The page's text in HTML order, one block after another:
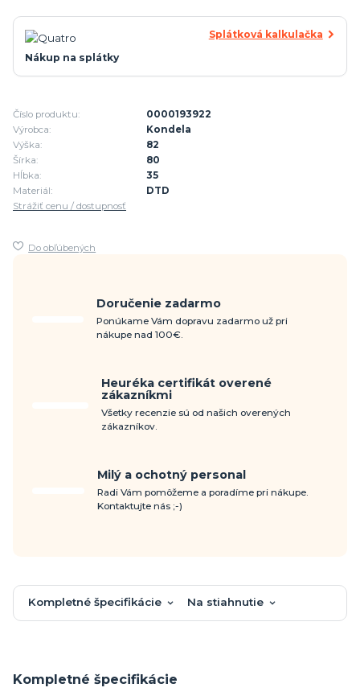
Splátková kalkulačka
Nákup na splátky
Číslo produktu:
0000193922
Výrobca:
Kondela
Výška:
82
Šírka:
80
Hĺbka:
35
Materiál:
DTD
Strážiť cenu / dostupnosť
Do obľúbených
Doručenie zadarmo
Ponúkame Vám dopravu zadarmo už pri
nákupe nad 100€.
Heuréka certifikát overené
zákazníkmi
Všetky recenzie sú od našich overených
zákazníkov.
Milý a ochotný personal
Radi Vám pomôžeme a poradíme pri nákupe.
Kontaktujte nás ;-)
Kompletné špecifikácie Na stiahnutie
Kompletné špecifikácie